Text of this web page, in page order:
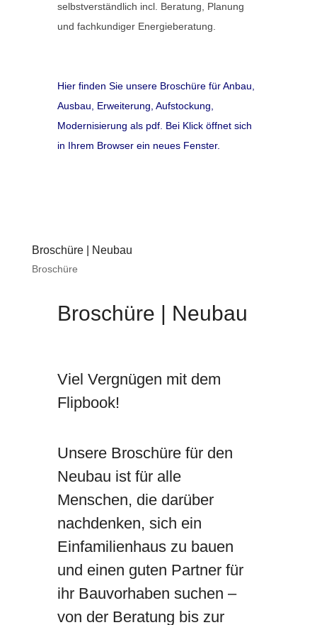
selbstverständlich incl. Beratung, Planung
und fachkundiger Energieberatung.
Hier finden Sie unsere Broschüre für Anbau,
Ausbau, Erweiterung, Aufstockung,
Modernisierung als pdf. Bei Klick öffnet sich
in Ihrem Browser ein neues Fenster.
Broschüre | Neubau
Broschüre
Broschüre | Neubau
Viel Vergnügen mit dem
Flipbook!
Unsere Broschüre für den
Neubau ist für alle
Menschen, die darüber
nachdenken, sich ein
Einfamilienhaus zu bauen
und einen guten Partner für
ihr Bauvorhaben suchen –
von der Beratung bis zur